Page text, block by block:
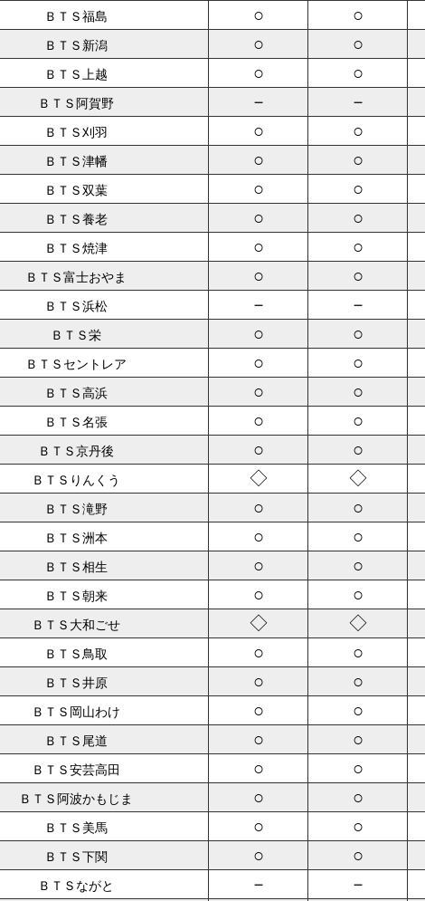
ＢＴＳ福島 ○ ○
ＢＴＳ新潟 ○ ○
ＢＴＳ上越 ○ ○
ＢＴＳ阿賀野 － －
ＢＴＳ刈羽 ○ ○
ＢＴＳ津幡 ○ ○
ＢＴＳ双葉 ○ ○
ＢＴＳ養老 ○ ○
ＢＴＳ焼津 ○ ○
ＢＴＳ富士おやま ○ ○
ＢＴＳ浜松 － －
ＢＴＳ栄 ○ ○
ＢＴＳセントレア ○ ○
ＢＴＳ高浜 ○ ○
ＢＴＳ名張 ○ ○
ＢＴＳ京丹後 ○ ○
ＢＴＳりんくう ◇ ◇
ＢＴＳ滝野 ○ ○
ＢＴＳ洲本 ○ ○
ＢＴＳ相生 ○ ○
ＢＴＳ朝来 ○ ○
ＢＴＳ大和ごせ ◇ ◇
ＢＴＳ鳥取 ○ ○
ＢＴＳ井原 ○ ○
ＢＴＳ岡山わけ ○ ○
ＢＴＳ尾道 ○ ○
ＢＴＳ安芸高田 ○ ○
ＢＴＳ阿波かもじま ○ ○
ＢＴＳ美馬 ○ ○
ＢＴＳ下関 ○ ○
ＢＴＳながと － －